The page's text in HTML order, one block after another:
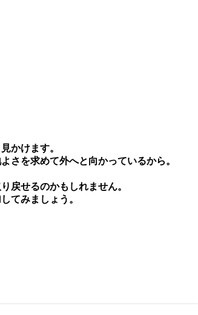
かけます。
さを求めて外へと向かっているから。
戻せるのかもしれません。
てみましょう。